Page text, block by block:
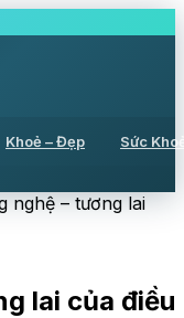
Khoẻ – Đẹp Sức
nghệ – tương lai
lai của điều